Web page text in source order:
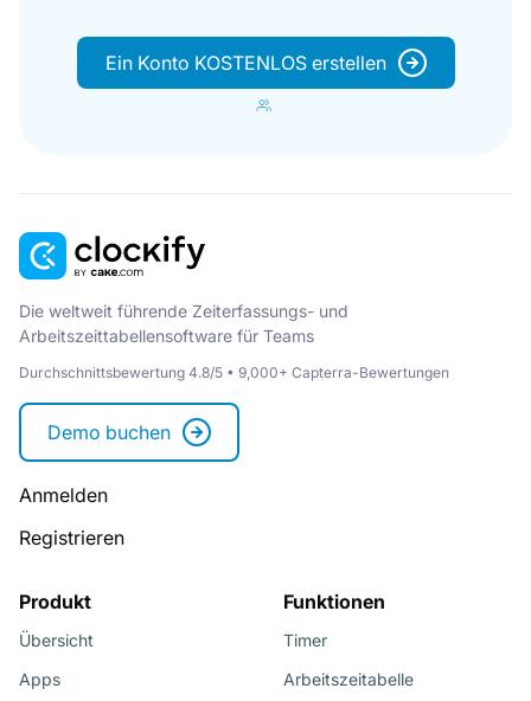
Ein Konto KOSTENLOS erstellen
Die weltweit führende Zeiterfassungs- und
Arbeitszeittabellensoftware für Teams
Durchschnittsbewertung 4.8/5 • 9,000+ Capterra-Bewertungen
Demo buchen
Anmelden
Registrieren
Produkt
Übersicht
Apps
Funktionen
Timer
Arbeitszeitabelle